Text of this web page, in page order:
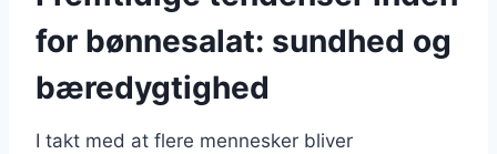
for bønnesalat: sundhed og
bæredygtighed
I takt med at flere mennesker bliver